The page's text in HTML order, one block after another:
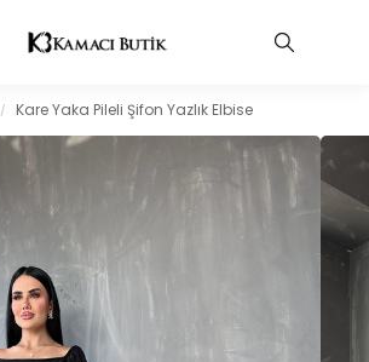
/ Kare Yaka Pileli Şifon Yazlık Elbise